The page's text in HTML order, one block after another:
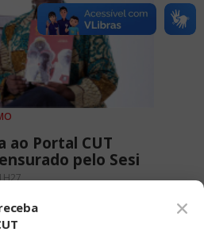
ao Portal CUT
pelo Sesi